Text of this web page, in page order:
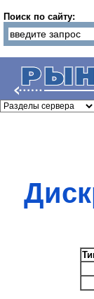
Поиск по сайту: